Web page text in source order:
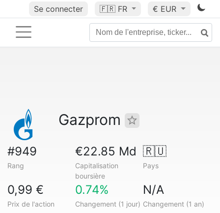
Se connecter 🇫🇷 FR € EUR
Gazprom
#949
Rang
€22.85 Md
Capitalisation
boursière
🇷🇺
Pays
0,99 €
Prix de l'action
0.74%
Changement (1 jour)
N/A
Changement (1 an)